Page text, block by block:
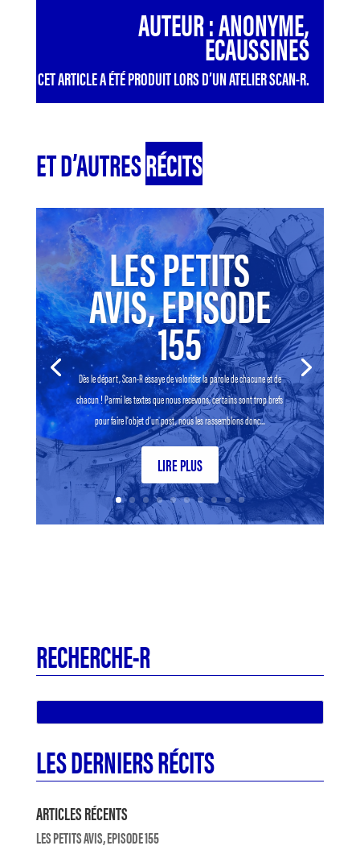
AUTEUR : ANONYME,
ECAUSSINES
CET ARTICLE A ÉTÉ PRODUIT LORS D’UN ATELIER SCAN-R.
ET D’AUTRESRÉCITS
LES PETITS
AVIS, EPISODE
155
Dès le départ, Scan-R essaye de valoriser la parole de chacune et de
chacun ! Parmi les textes que nous recevons, certains sont trop brefs
pour faire l’objet d’un post, nous les rassemblons donc...
LIRE PLUS
RECHERCHE-R
LES DERNIERS RÉCITS
ARTICLES RÉCENTS
LES PETITS AVIS, EPISODE 155